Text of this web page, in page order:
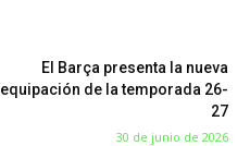
El Barça presenta la nueva
equipación de la temporada 26-
27
30 de junio de 2026